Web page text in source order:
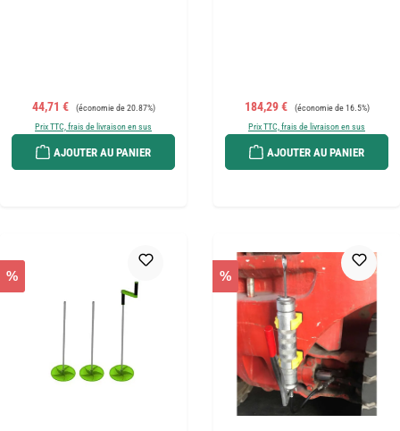
Prix de vente :
44,71 € Prix régulier :
(économie de 20.87%)
Prix TTC, frais de livraison en sus
AJOUTER AU PANIER
Prix de vente :
184,29 € Prix régulier :
(économie de 16.5%)
Prix TTC, frais de livraison en sus
AJOUTER AU PANIER
% %